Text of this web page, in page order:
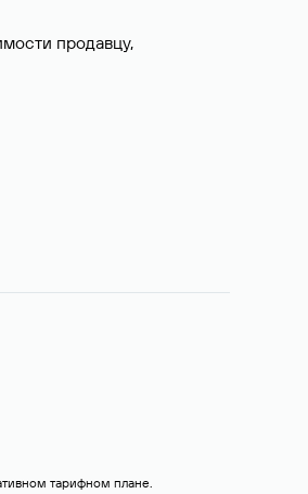
продавцу,
тарифном плане.